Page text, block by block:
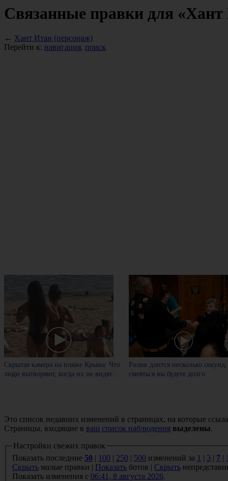
Связанные правки для
← Хант Итан (персонаж)
Перейти к: навигация, поиск
Скрытая камера на пляже Крыма: Что
люди вытворяют, когда их не видят...
Ролик длится несколько
смеяться вы будете долго
Это список недавних изменений в страницах, на которые
Страницы, входящие в ваш список наблюдения выделены.
Настройки свежих правок
Показать последние 50 | 100 | 250 | 500 изменений за 1 | 3 | 7 |
Скрыть малые правки | Показать ботов | Скрыть
Показать изменения с 06:41, 8 августа 2026.